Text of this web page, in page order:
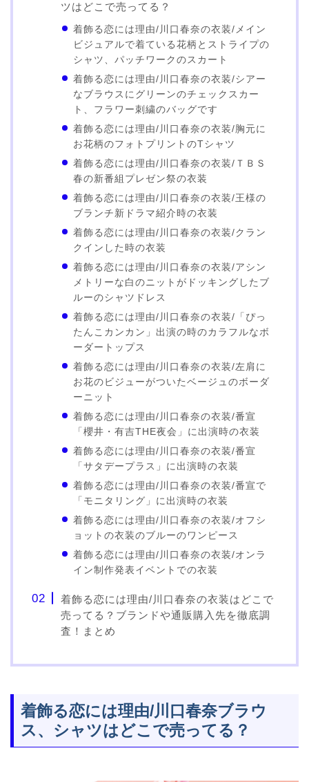
ツはどこで売ってる？
着飾る恋には理由/川口春奈の衣装/メイン
ビジュアルで着ている花柄とストライプの
シャツ、パッチワークのスカート
着飾る恋には理由/川口春奈の衣装/シアー
なブラウスにグリーンのチェックスカー
ト、フラワー刺繍のバッグです
着飾る恋には理由/川口春奈の衣装/胸元に
お花柄のフォトプリントのTシャツ
着飾る恋には理由/川口春奈の衣装/ＴＢＳ
春の新番組プレゼン祭の衣装
着飾る恋には理由/川口春奈の衣装/王様の
ブランチ新ドラマ紹介時の衣装
着飾る恋には理由/川口春奈の衣装/クラン
クインした時の衣装
着飾る恋には理由/川口春奈の衣装/アシン
メトリーな白のニットがドッキングしたブ
ルーのシャツドレス
着飾る恋には理由/川口春奈の衣装/「ぴっ
たんこカンカン」出演の時のカラフルなボ
ーダートップス
着飾る恋には理由/川口春奈の衣装/左肩に
お花のビジューがついたベージュのボーダ
ーニット
着飾る恋には理由/川口春奈の衣装/番宣
「櫻井・有吉THE夜会」に出演時の衣装
着飾る恋には理由/川口春奈の衣装/番宣
「サタデープラス」に出演時の衣装
着飾る恋には理由/川口春奈の衣装/番宣で
「モニタリング」に出演時の衣装
着飾る恋には理由/川口春奈の衣装/オフシ
ョットの衣装のブルーのワンピース
着飾る恋には理由/川口春奈の衣装/オンラ
イン制作発表イベントでの衣装
着飾る恋には理由/川口春奈の衣装はどこで
売ってる？ブランドや通販購入先を徹底調
査！まとめ
着飾る恋には理由/川口春奈ブラウ
ス、シャツはどこで売ってる？